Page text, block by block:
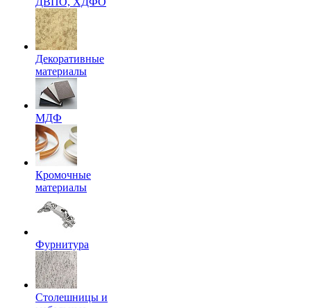
Декоративные
материалы
МДФ
Кромочные
материалы
Фурнитура
Столешницы и